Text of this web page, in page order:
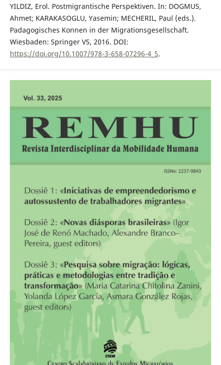
YILDIZ, Erol. Postmigrantische Perspektiven. In: DOGMUS,
Ahmet; KARAKASOGLU, Yasemin; MECHERIL, Paul (eds.).
Padagogisches Konnen in der Migrationsgesellschaft.
Wiesbaden: Springer VS, 2016. DOI:
https://doi.org/10.1007/978-3-658-07296-4_5.